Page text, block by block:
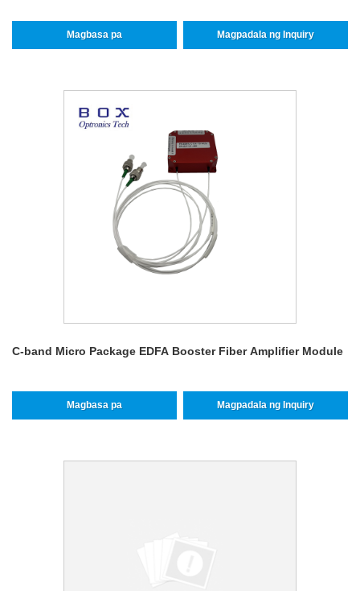
Magbasa pa Magpadala ng Inquiry
C-band Micro Package EDFA Booster Fiber Amplifier Module
Magbasa pa Magpadala ng Inquiry